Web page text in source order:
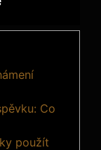
Co
použít